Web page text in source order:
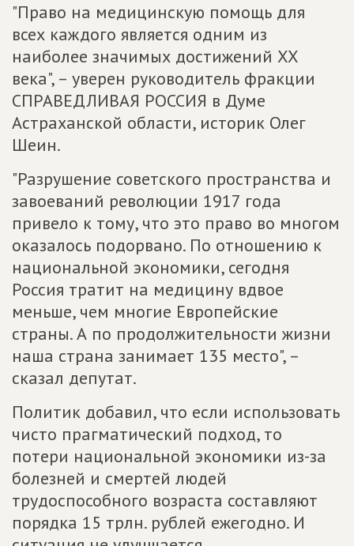
"Право на медицинскую помощь для
всех каждого является одним из
наиболее значимых достижений ХХ
века", – уверен руководитель фракции
СПРАВЕДЛИВАЯ РОССИЯ в Думе
Астраханской области, историк Олег
Шеин.
"Разрушение советского пространства и
завоеваний революции 1917 года
привело к тому, что это право во многом
оказалось подорвано. По отношению к
национальной экономики, сегодня
Россия тратит на медицину вдвое
меньше, чем многие Европейские
страны. А по продолжительности жизни
наша страна занимает 135 место", –
сказал депутат.
Политик добавил, что если использовать
чисто прагматический подход, то
потери национальной экономики из-за
болезней и смертей людей
трудоспособного возраста составляют
порядка 15 трлн. рублей ежегодно. И